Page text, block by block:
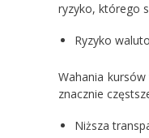
ryzyko, którego
Ryzyko
Wahania
znacznie
Niższa